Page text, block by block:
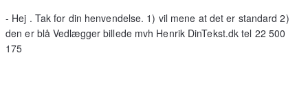
- Hej . Tak for din henvendelse. 1) vil mene at det er standard 2)
den er blå Vedlægger billede mvh Henrik DinTekst.dk tel 22 500
175